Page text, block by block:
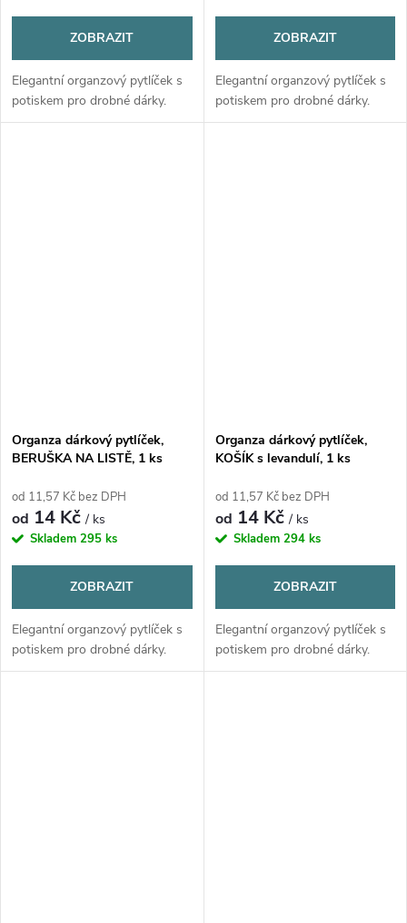
ZOBRAZIT
Elegantní organzový pytlíček s
potiskem pro drobné dárky.
ZOBRAZIT
Elegantní organzový pytlíček s
potiskem pro drobné dárky.
Organza dárkový pytlíček,
BERUŠKA NA LISTĚ, 1 ks
od 11,57 Kč bez DPH
od 14 Kč/ ks
Skladem 295 ks
ZOBRAZIT
Elegantní organzový pytlíček s
potiskem pro drobné dárky.
Organza dárkový pytlíček,
KOŠÍK s levandulí, 1 ks
od 11,57 Kč bez DPH
od 14 Kč/ ks
Skladem 294 ks
ZOBRAZIT
Elegantní organzový pytlíček s
potiskem pro drobné dárky.